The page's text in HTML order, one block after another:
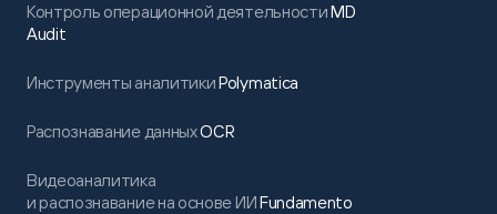
Контроль операционной деятельностиMD
Audit
Инструменты аналитикиPolymatica
Распознавание данныхOCR
Видеоаналитика
и распознавание на основе ИИFundamento